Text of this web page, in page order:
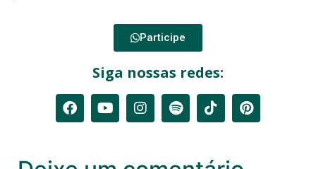
Participe
Siga nossas redes: